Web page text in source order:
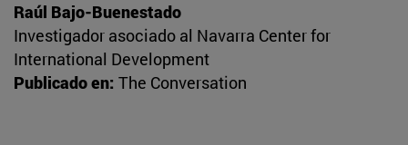
Raúl Bajo-Buenestado
Investigador asociado al Navarra Center for
International Development
Publicado en: The Conversation